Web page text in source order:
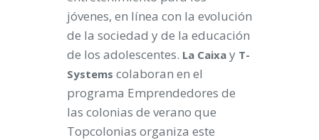
jóvenes, en línea con la evolución
de la sociedad y de la educación
de los adolescentes. La Caixa y T-
Systems colaboran en el
programa Emprendedores de
las colonias de verano que
Topcolonias organiza este